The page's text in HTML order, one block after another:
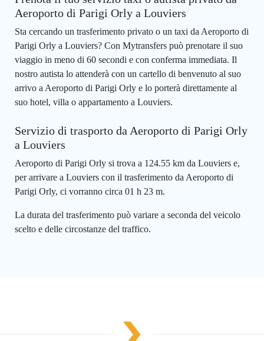
Aeroporto di Parigi Orly a Louviers
Sta cercando un trasferimento privato o un taxi da Aeroporto di
Parigi Orly a Louviers? Con Mytransfers può prenotare il suo
viaggio in meno di 60 secondi e con conferma immediata. Il
nostro autista lo attenderà con un cartello di benvenuto al suo
arrivo a Aeroporto di Parigi Orly e lo porterà direttamente al
suo hotel, villa o appartamento a Louviers.
Servizio di trasporto da Aeroporto di Parigi Orly
a Louviers
Aeroporto di Parigi Orly si trova a 124.55 km da Louviers e,
per arrivare a Louviers con il trasferimento da Aeroporto di
Parigi Orly, ci vorranno circa 01 h 23 m.
La durata del trasferimento può variare a seconda del veicolo
scelto e delle circostanze del traffico.